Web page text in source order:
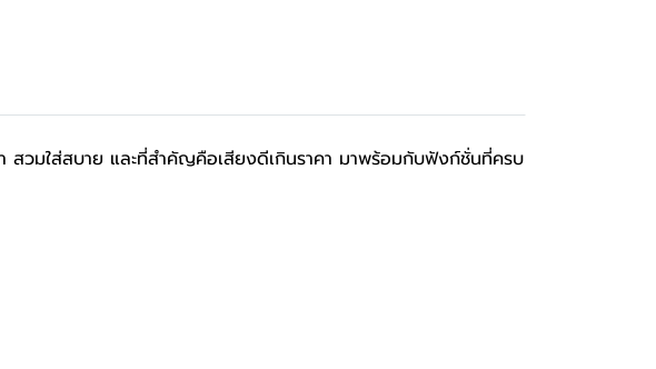
วมใส่สบาย และที่สำคัญคือเสียงดีเกินราคา มาพร้อมกับฟังก์ชั่นที่ครบ